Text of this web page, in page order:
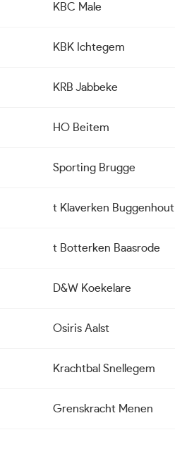
KBC Male
KBK Ichtegem
KRB Jabbeke
HO Beitem
Sporting Brugge
t Klaverken Buggenhout
t Botterken Baasrode
D&W Koekelare
Osiris Aalst
Krachtbal Snellegem
Grenskracht Menen